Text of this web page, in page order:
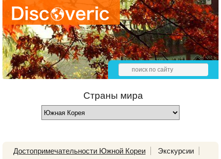
Страны мира
Достопримечательности Южной Кореи
Экскурсии